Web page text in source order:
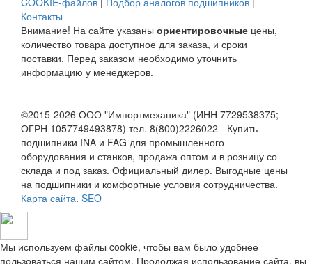
Контакты
Внимание! На сайте указаны ориентировочные цены,
количество товара доступное для заказа, и сроки
поставки. Перед заказом необходимо уточнить
информацию у менеджеров.
©2015-2026 ООО "Импортмеханика" (ИНН 7729538375;
ОГРН 1057749493878) тел. 8(800)2226022 - Купить
подшипники INA и FAG для промышленного
оборудования и станков, продажа оптом и в розницу со
склада и под заказ. Официальный дилер. Выгодные цены
на подшипники и комфортные условия сотрудничества.
Карта сайта. SEO
Мы используем файлы cookie, чтобы вам было удобнее
пользоваться нашим сайтом. Продолжая использование сайта, вы